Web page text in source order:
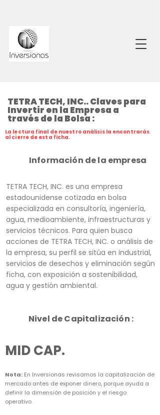
TETRA TECH, INC.. Claves para
Invertir en la Empresa a
través de la Bolsa :
La lectura final de nuestro análisis la encontrarás
al cierre de esta ficha.
Información de la empresa
TETRA TECH, INC. es una empresa
estadounidense cotizada en bolsa
especializada en consultoría, ingeniería,
agua, medioambiente, infraestructuras y
servicios técnicos. Para quien busca
acciones de TETRA TECH, INC. o análisis de
la empresa, su perfil se sitúa en industrial,
servicios de desechos y eliminación según
ficha, con exposición a sostenibilidad,
agua y gestión ambiental.
Nivel de Capitalización :
MID CAP.
Nota: En Inversionas revisamos la capitalización de
mercado antes de exponer dinero, porque ayuda a
definir la dimensión de posición y el riesgo
operativo.